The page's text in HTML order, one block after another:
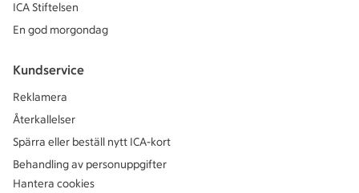
ICA Stiftelsen
En god morgondag
Kundservice
Reklamera
Återkallelser
Spärra eller beställ nytt ICA-kort
Behandling av personuppgifter
Hantera cookies